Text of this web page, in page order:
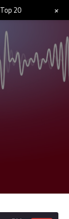
Top 20 مع كارن مطر الساعة الثالثة +